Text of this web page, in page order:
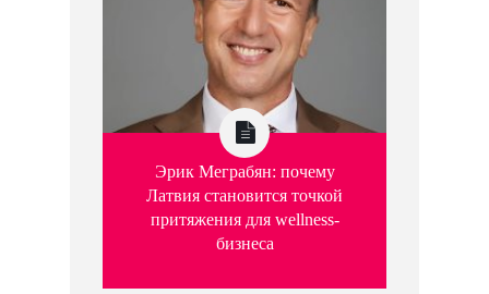
Эрик Меграбян: почему
Латвия становится точкой
притяжения для wellness-
бизнеса